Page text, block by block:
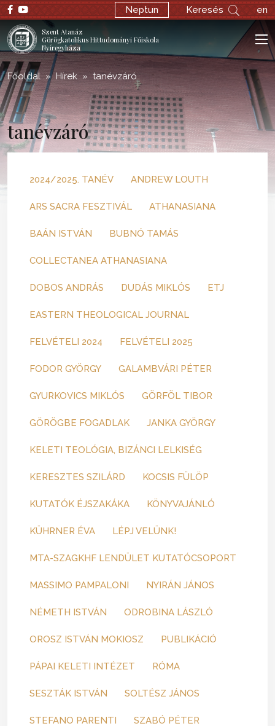
Neptun Keresés en
Szent Atanáz
Görögkatolikus Hittudományi Főiskola
Nyíregyháza
Főoldal Hírek tanévzáró
tanévzáró
2024/2025. TANÉV ANDREW LOUTH
ARS SACRA FESZTIVÁL ATHANASIANA
BAÁN ISTVÁN BUBNÓ TAMÁS
COLLECTANEA ATHANASIANA
DOBOS ANDRÁS DUDÁS MIKLÓS ETJ
EASTERN THEOLOGICAL JOURNAL
FELVÉTELI 2024 FELVÉTELI 2025
FODOR GYÖRGY GALAMBVÁRI PÉTER
GYURKOVICS MIKLÓS GÖRFÖL TIBOR
GÖRÖGBE FOGADLAK JANKA GYÖRGY
KELETI TEOLÓGIA, BIZÁNCI LELKISÉG
KERESZTES SZILÁRD KOCSIS FÜLÖP
KUTATÓK ÉJSZAKÁKA KÖNYVAJÁNLÓ
KÜHRNER ÉVA LÉPJ VELÜNK!
MTA-SZAGKHF LENDÜLET KUTATÓCSOPORT
MASSIMO PAMPALONI NYIRÁN JÁNOS
NÉMETH ISTVÁN ODROBINA LÁSZLÓ
OROSZ ISTVÁN MOKIOSZ PUBLIKÁCIÓ
PÁPAI KELETI INTÉZET RÓMA
SESZTÁK ISTVÁN SOLTÉSZ JÁNOS
STEFANO PARENTI SZABÓ PÉTER